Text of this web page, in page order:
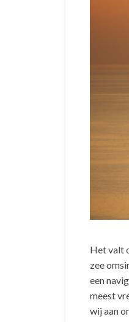
Het valt
zee
een
meest
wij aan